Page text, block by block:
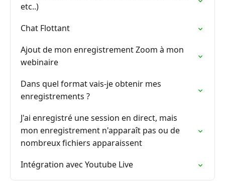
etc..)
Chat Flottant
Ajout de mon enregistrement Zoom à mon
webinaire
Dans quel format vais-je obtenir mes
enregistrements ?
J'ai enregistré une session en direct, mais
mon enregistrement n'apparaît pas ou de
nombreux fichiers apparaissent
Intégration avec Youtube Live